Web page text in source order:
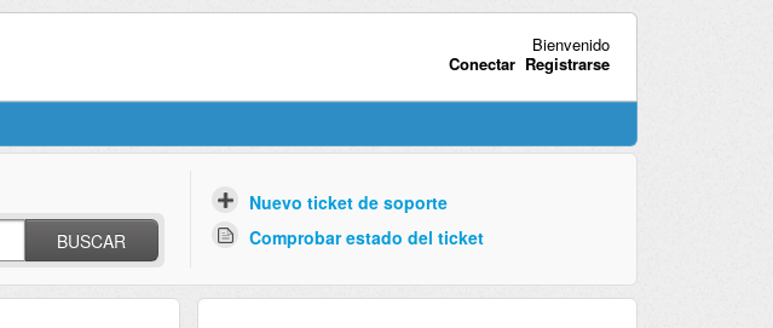
Bienvenido
Conectar Registrarse
BUSCAR
Nuevo ticket de soporte
Comprobar estado del ticket